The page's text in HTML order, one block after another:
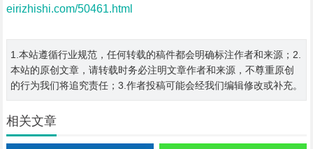
eirizhishi.com/50461.html
1.本站遵循行业规范，任何转载的稿件都会明确标注作者和来源；2.
本站的原创文章，请转载时务必注明文章作者和来源，不尊重原创
的行为我们将追究责任；3.作者投稿可能会经我们编辑修改或补充。
相关文章